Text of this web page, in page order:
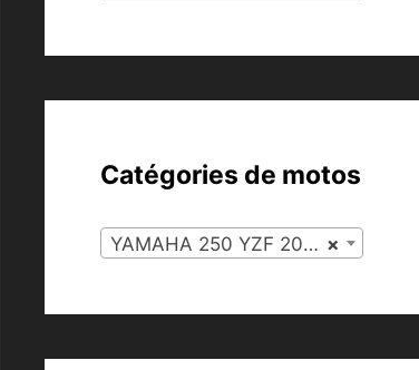
Catégories de motos
×
YAMAHA 250 YZF 2007 (51)